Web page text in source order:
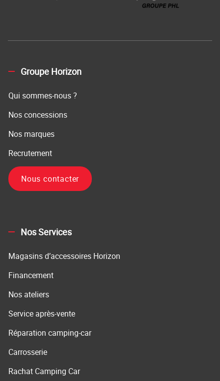
Groupe Horizon
Qui sommes-nous ?
Nos concessions
Nos marques
Recrutement
Nous contacter
Nos Services
Magasins d’accessoires Horizon
Financement
Nos ateliers
Service après-vente
Réparation camping-car
Carrosserie
Rachat Camping Car